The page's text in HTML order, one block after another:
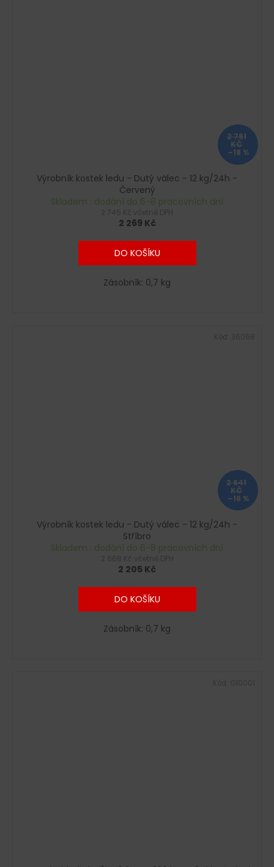
2 781
KČ
–18 %
Výrobník kostek ledu - Dutý válec - 12 kg/24h -
Červený
Skladem : dodání do 6-8 pracovních dní
2 269 Kč
DO KOŠÍKU
Zásobník: 0,7 kg
2 641
KČ
–16 %
Výrobník kostek ledu - Dutý válec - 12 kg/24h -
Stříbro
Skladem : dodání do 6-8 pracovních dní
2 205 Kč
DO KOŠÍKU
Zásobník: 0,7 kg